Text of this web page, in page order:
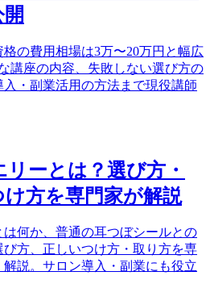
の費用相場は3万〜20万円と幅広
講座の内容、失敗しない選び方の
・副業活用の方法まで現役講師
ーとは？選び方・
方を専門家が解説
何か、普通の耳つぼシールとの
方、正しいつけ方・取り方を専
説。サロン導入・副業にも役立